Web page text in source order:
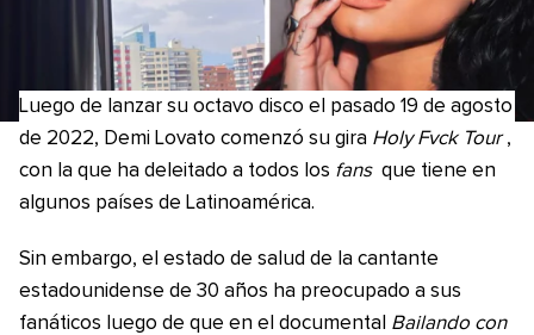
Luego de lanzar su octavo disco el pasado 19 de agosto
de 2022, Demi Lovato comenzó su gira Holy Fvck Tour ,
con la que ha deleitado a todos los fans que tiene en
algunos países de Latinoamérica.
Sin embargo, el estado de salud de la cantante
estadounidense de 30 años ha preocupado a sus
fanáticos luego de que en el documental Bailando con